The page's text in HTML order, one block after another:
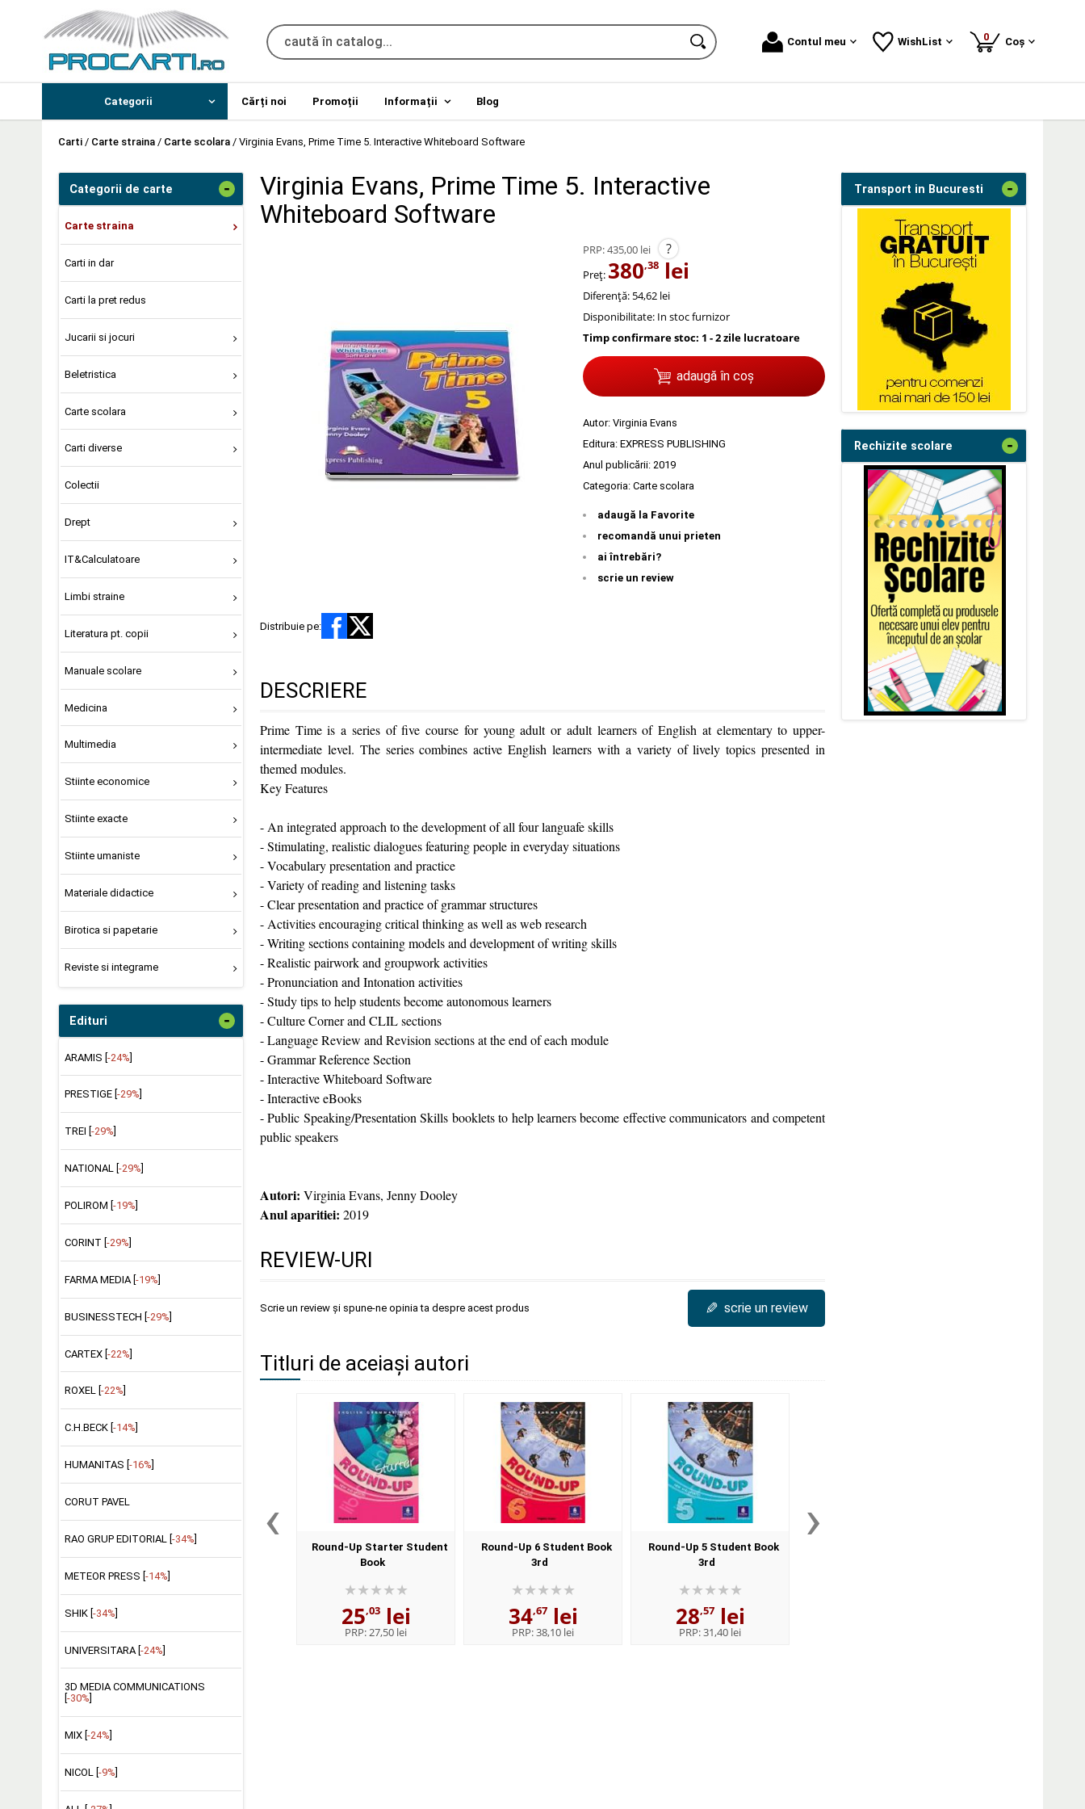
Contul meu WishList 0produse
Coș
Categorii Cărți noi Promoții Informații Blog
Carti / Carte straina / Carte scolara / Virginia Evans, Prime Time 5. Interactive Whiteboard Software
Categorii de carte -
Carte straina
Carti in dar
Carti la pret redus
Jucarii si jocuri
Beletristica
Carte scolara
Carti diverse
Colectii
Drept
IT&Calculatoare
Limbi straine
Literatura pt. copii
Manuale scolare
Medicina
Multimedia
Stiinte economice
Stiinte exacte
Stiinte umaniste
Materiale didactice
Birotica si papetarie
Reviste si integrame
Edituri -
ARAMIS [-24%]
PRESTIGE [ -29%
TREI [ -29%
NATIONAL [ -29%
POLIROM [ -19%
CORINT [ -29%
FARMA MEDIA [ -19%
BUSINESSTECH [-29%]
CARTEX [-22%]
ROXEL [ -22%
C.H.BECK [ -14%
HUMANITAS [ -16%
CORUT PAVEL
RAO GRUP EDITORIAL [ -34%
METEOR PRESS [ -14%
SHIK [-34%]
UNIVERSITARA [-24%]
3D MEDIA COMMUNICATIONS
-30%
MIX [ -24%
NICOL [ -9%
Virginia Evans, Prime Time 5. Interactive
Whiteboard Software
PRP:435,00 lei ?
Preț: 380,38 lei
Diferență: 54,62 lei
Disponibilitate: In stoc furnizor
Timp confirmare stoc: 1 - 2 zile lucratoare
adaugă în coș
Autor: Virginia Evans
Editura: EXPRESS PUBLISHING
Anul publicării: 2019
Categoria: Carte scolara
adaugă la Favorite
recomandă unui prieten
ai întrebări?
scrie un review
Distribuie pe:
DESCRIERE
Prime Time is a series of five course for young adult or adult learners of English at elementary to upper-
intermediate level. The series combines active English learners with a variety of lively topics presented in
themed modules.
Key Features
- An integrated approach to the development of all four languafe skills
- Stimulating, realistic dialogues featuring people in everyday situations
- Vocabulary presentation and practice
- Variety of reading and listening tasks
- Clear presentation and practice of grammar structures
- Activities encouraging critical thinking as well as web research
- Writing sections containing models and development of writing skills
- Realistic pairwork and groupwork activities
- Pronunciation and Intonation activities
- Study tips to help students become autonomous learners
- Culture Corner and CLIL sections
- Language Review and Revision sections at the end of each module
- Grammar Reference Section
- Interactive Whiteboard Software
- Interactive eBooks
- Public Speaking/Presentation Skills booklets to help learners become effective communicators and competent
public speakers
Autori: Virginia Evans, Jenny Dooley
Anul aparitiei: 2019
REVIEW-URI
Scrie un review și spune-ne opinia ta despre acest produs ✎ scrie un review
Titluri de aceiași autori
‹
Round-Up Starter Student
Book
25,03lei
PRP:27,50 lei
Round-Up 6 Student Book
3rd
34,67lei
PRP:38,10 lei
Round-Up 5 Student Book
3rd
28,57lei
PRP:31,40 lei
›
Transport in Bucuresti -
Rechizite scolare -